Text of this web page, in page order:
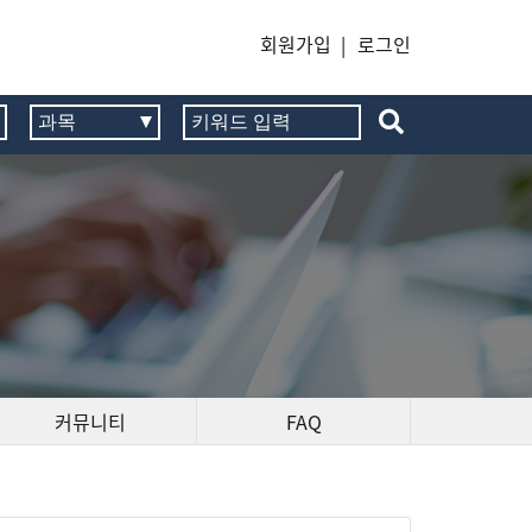
로그인
회원가입 |
커뮤니티 FAQ